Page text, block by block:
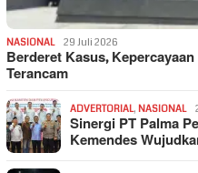
NASIONAL 29 Juli 2026
Berderet Kasus,
Terancam
ADVERTORIAL, NASIONAL
Sinergi PT Palma
Kemendes